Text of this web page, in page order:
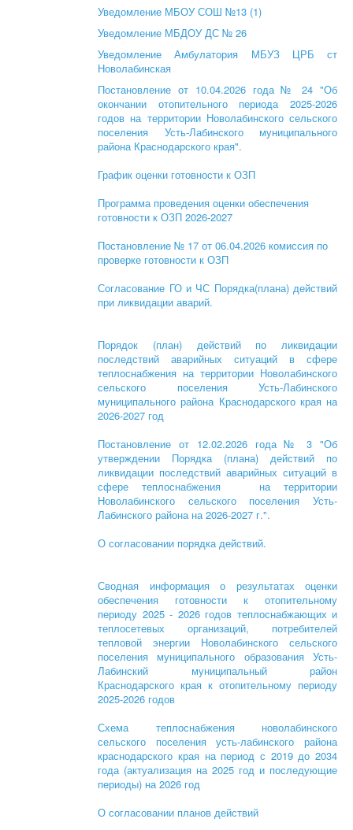
Уведомление МБОУ СОШ №13 (1)
Уведомление МБДОУ ДС № 26
Уведомление Амбулатория МБУЗ ЦРБ ст
Новолабинская
Постановление от 10.04.2026 года № 24 "Об
окончании отопительного периода 2025-2026
годов на территории Новолабинского сельского
поселения Усть-Лабинского муниципального
района Краснодарского края".
График оценки готовности к ОЗП
Программа проведения оценки обеспечения
готовности к ОЗП 2026-2027
Постановление № 17 от 06.04.2026 комиссия по
проверке готовности к ОЗП
Согласование ГО и ЧС Порядка(плана) действий
при ликвидации аварий.
Порядок (план) действий по ликвидации
последствий аварийных ситуаций в сфере
теплоснабжения на территории Новолабинского
сельского поселения Усть-Лабинского
муниципального района Краснодарского края на
2026-2027 год
Постановление от 12.02.2026 года № 3 "Об
утверждении Порядка (плана) действий по
ликвидации последствий аварийных ситуаций в
сфере теплоснабжения на территории
Новолабинского сельского поселения Усть-
Лабинского района на 2026-2027 г.".
О согласовании порядка действий.
Сводная информация о результатах оценки
обеспечения готовности к отопительному
периоду 2025 - 2026 годов теплоснабжающих и
теплосетевых организаций, потребителей
тепловой энергии Новолабинского сельского
поселения муниципального образования Усть-
Лабинский муниципальный район
Краснодарского края к отопительному периоду
2025-2026 годов
Схема теплоснабжения новолабинского
сельского поселения усть-лабинского района
краснодарского края на период с 2019 до 2034
года (актуализация на 2025 год и последующие
периоды) на 2026 год
О согласовании планов действий